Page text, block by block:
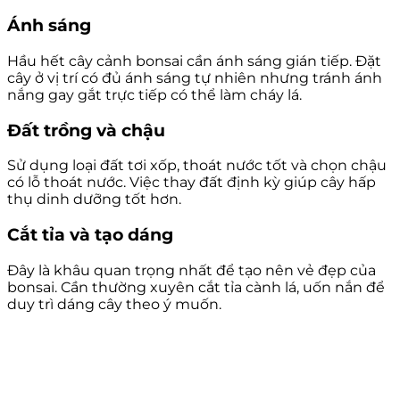
Ánh sáng
Hầu hết cây cảnh bonsai cần ánh sáng gián tiếp. Đặt
cây ở vị trí có đủ ánh sáng tự nhiên nhưng tránh ánh
nắng gay gắt trực tiếp có thể làm cháy lá.
Đất trồng và chậu
Sử dụng loại đất tơi xốp, thoát nước tốt và chọn chậu
có lỗ thoát nước. Việc thay đất định kỳ giúp cây hấp
thụ dinh dưỡng tốt hơn.
Cắt tỉa và tạo dáng
Đây là khâu quan trọng nhất để tạo nên vẻ đẹp của
bonsai. Cần thường xuyên cắt tỉa cành lá, uốn nắn để
duy trì dáng cây theo ý muốn.